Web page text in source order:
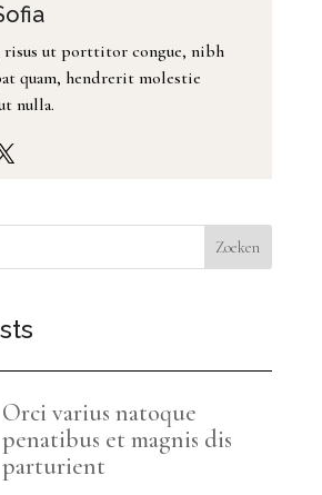
risus ut porttitor congue, nibh
quam, hendrerit molestie
nulla.
Zoeken
Orci varius natoque
penatibus et magnis dis
parturient